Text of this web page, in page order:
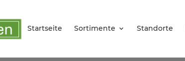
Startseite Sortimente Standorte